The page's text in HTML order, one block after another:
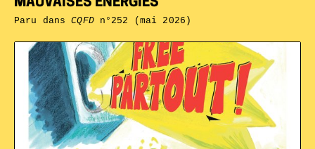
MAUVAISES ÉNERGIES
Paru dansCQFDn°252 (mai 2026)